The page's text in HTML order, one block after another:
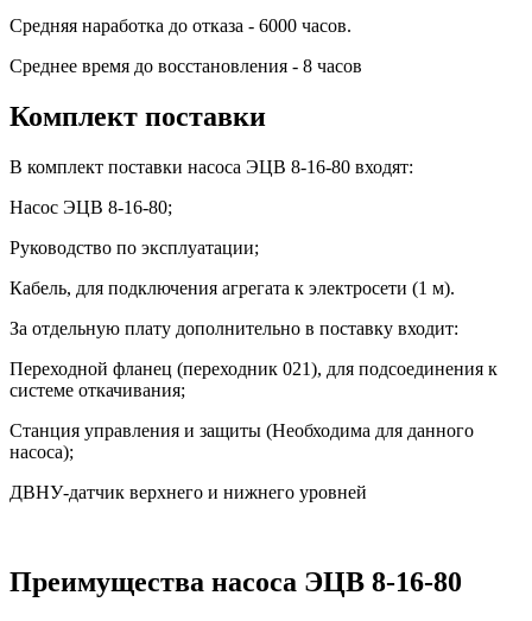
Средняя наработка до отказа - 6000 часов.
Среднее время до восстановления - 8 часов
Комплект поставки
В комплект поставки насоса ЭЦВ 8-16-80 входят:
Насос ЭЦВ 8-16-80;
Руководство по эксплуатации;
Кабель, для подключения агрегата к электросети (1 м).
За отдельную плату дополнительно в поставку входит:
Переходной фланец (переходник 021), для подсоединения к
системе откачивания;
Станция управления и защиты (Необходима для данного
насоса);
ДВНУ-датчик верхнего и нижнего уровней
Преимущества насоса ЭЦВ 8-16-80